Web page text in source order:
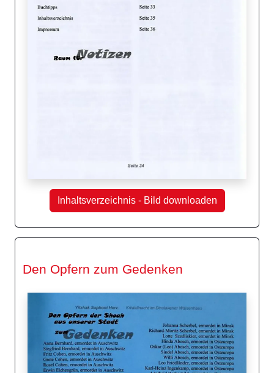
Inhaltsverzeichnis - Bild downloaden
Den Opfern zum Gedenken